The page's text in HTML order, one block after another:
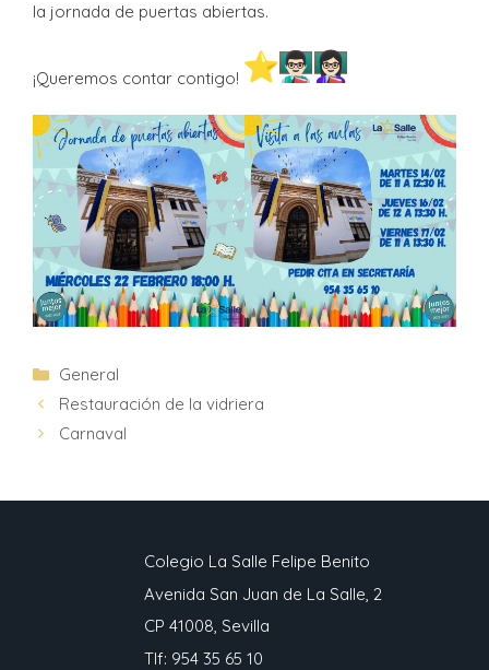
la jornada de puertas abiertas.
¡Queremos contar contigo!
General
Restauración de la vidriera
Carnaval
Colegio La Salle Felipe Benito
Avenida San Juan de La Salle, 2
CP 41008, Sevilla
Tlf: 954 35 65 10